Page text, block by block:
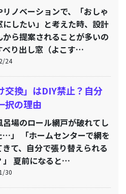
リノベーションで、「おしゃ
にしたい」と考えた時、設計
から提案されることが多いの
べり出し窓（よこす…
24
交換」はDIY禁止？自分
択の理由
呂場のロール網戸が破れてし
…」 「ホームセンターで網を
きて、自分で張り替えられる
」 夏前になると…
30